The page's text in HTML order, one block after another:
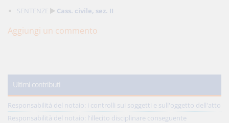
SENTENZE Cass. civile, sez. II
Aggiungi un commento
Ultimi contributi
Responsabilità del notaio: i controlli sui soggetti e sull'oggetto dell'atto
Responsabilità del notaio: l'illecito disciplinare conseguente